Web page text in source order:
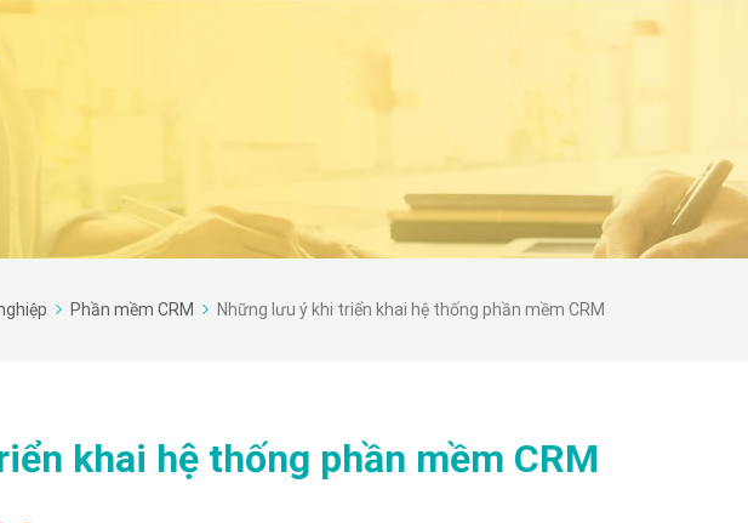
Phần mềm CRM Những lưu ý khi triển khai hệ thống phần mềm CRM
khai hệ thống phần mềm CRM